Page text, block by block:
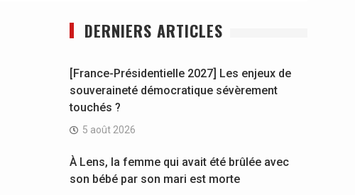
DERNIERS ARTICLES
[France-Présidentielle 2027] Les enjeux de
souveraineté démocratique sévèrement
touchés ?
5 août 2026
À Lens, la femme qui avait été brûlée avec
son bébé par son mari est morte